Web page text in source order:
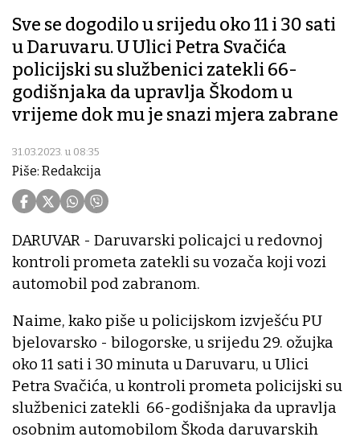
Sve se dogodilo u srijedu oko 11 i 30 sati
u Daruvaru. U Ulici Petra Svačića
policijski su službenici zatekli 66-
godišnjaka da upravlja Škodom u
vrijeme dok mu je snazi mjera zabrane
31.03.2023. u 08:35
Piše: Redakcija
DARUVAR - Daruvarski policajci u redovnoj
kontroli prometa zatekli su vozača koji vozi
automobil pod zabranom.
Naime, kako piše u policijskom izvješću PU
bjelovarsko - bilogorske, u srijedu 29. ožujka
oko 11 sati i 30 minuta u Daruvaru, u Ulici
Petra Svačića, u kontroli prometa policijski su
službenici zatekli 66-godišnjaka da upravlja
osobnim automobilom Škoda daruvarskih